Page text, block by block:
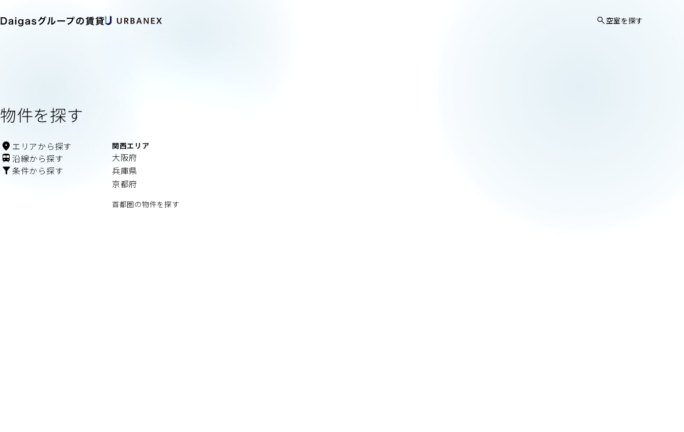
空室を探す
物件を探す
エリアから探す
沿線から探す
条件から探す
関西エリア
大阪府
兵庫県
京都府
首都圏の物件を探す
ＪＲ東海道本線
大阪
賃料
管理費/共益費含む
この条件で探す